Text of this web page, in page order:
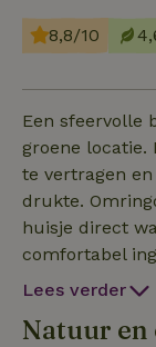
8,8/10
Een sfeervolle
groene locatie.
te vertragen
drukte.
huisje direct warm en
comfortabel
hergebruikte
die elektrisch
Lees verder
Natuur